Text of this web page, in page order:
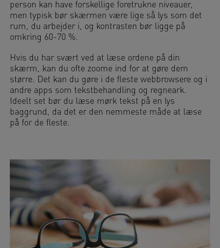
person kan have forskellige foretrukne niveauer,
men typisk bør skærmen være lige så lys som det
rum, du arbejder i, og kontrasten bør ligge på
omkring 60-70 %.
Hvis du har svært ved at læse ordene på din
skærm, kan du ofte zoome ind for at gøre dem
større. Det kan du gøre i de fleste webbrowsere og i
andre apps som tekstbehandling og regneark.
Ideelt set bør du læse mørk tekst på en lys
baggrund, da det er den nemmeste måde at læse
på for de fleste.